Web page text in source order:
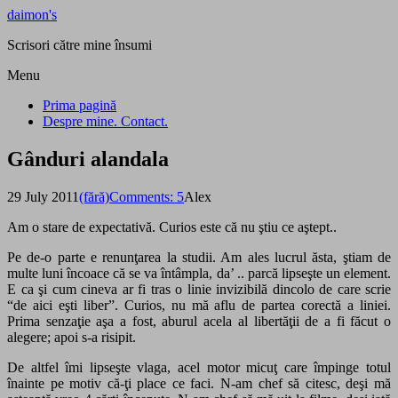
daimon's
Scrisori către mine însumi
Menu
Prima pagină
Despre mine. Contact.
Gânduri alandala
29 July 2011(fără)Comments: 5Alex
Am o stare de expectativă. Curios este că nu ştiu ce aştept..
Pe de-o parte e renunţarea la studii. Am ales lucrul ăsta, ştiam de
multe luni încoace că se va întâmpla, da’ .. parcă lipseşte un element.
E ca şi cum cineva ar fi tras o linie invizibilă dincolo de care scrie
“de aici eşti liber”. Curios, nu mă aflu de partea corectă a liniei.
Prima senzaţie aşa a fost, aburul acela al libertăţii de a fi făcut o
alegere; apoi s-a risipit.
De altfel îmi lipseşte vlaga, acel motor micuţ care împinge totul
înainte pe motiv că-ţi place ce faci. N-am chef să citesc, deşi mă